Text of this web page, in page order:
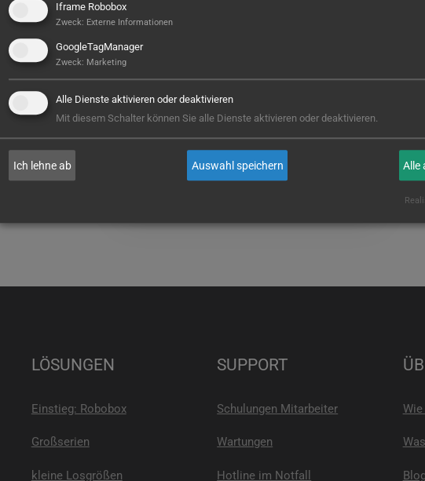
Hier ist noch was frei...
hinterlegt – aber wer weiß, vielleicht
steht hier bald Ihres? Wir sind bereit,
E-MAIL
LÖSUNGEN
Einstieg: Robobox
Großserien
kleine Losgrößen
SUPPORT
Schulungen Mitarbeiter
Wartungen
Hotline im Notfall
Iframe Robobox
Zweck: Externe Informationen
GoogleTagManager
Zweck: Marketing
Alle Dienste aktivieren oder deaktivieren
Mit diesem Schalter können Sie alle Dienste aktivieren oder deaktivieren.
Ich lehne ab Auswahl speichern Alle